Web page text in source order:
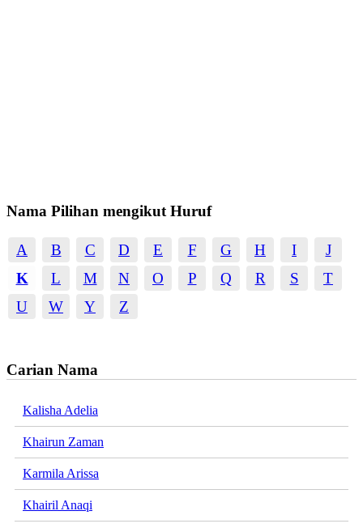
Nama Pilihan mengikut Huruf
A B C D E F G H I
J
K
L M N O P Q R S
T
U
W Y Z
Carian Nama
Kalisha Adelia
Khairun Zaman
Karmila Arissa
Khairil Anaqi